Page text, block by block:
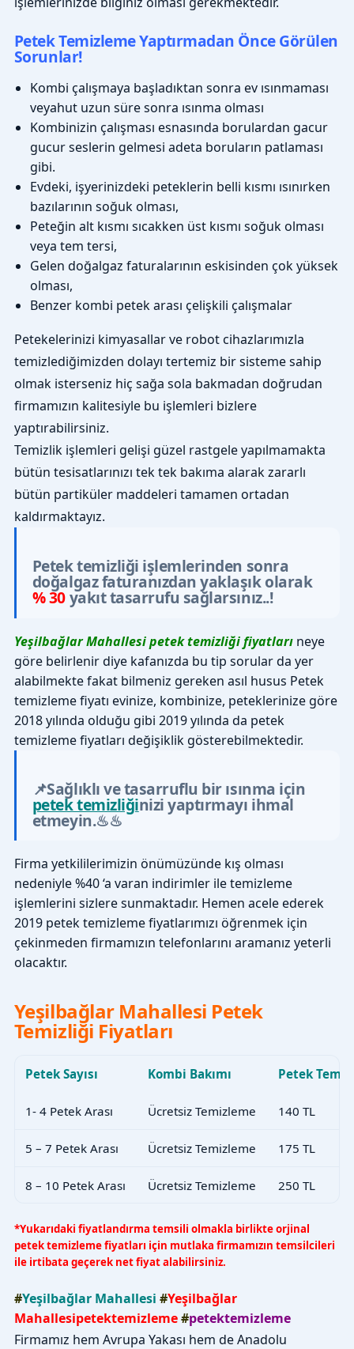
Petek Temizleme Yaptırmadan Önce Görülen
Sorunlar!
Kombi çalışmaya başladıktan sonra ev ısınmaması
veyahut uzun süre sonra ısınma olması
Kombinizin çalışması esnasında borulardan gacur
gucur seslerin gelmesi adeta boruların patlaması
gibi.
Evdeki, işyerinizdeki peteklerin belli kısmı ısınırken
bazılarının soğuk olması,
Peteğin alt kısmı sıcakken üst kısmı soğuk olması
veya tem tersi,
Gelen doğalgaz faturalarının eskisinden çok yüksek
olması,
Benzer kombi petek arası çelişkili çalışmalar
Petekelerinizi kimyasallar ve robot cihazlarımızla
temizlediğimizden dolayı tertemiz bir sisteme sahip
olmak isterseniz hiç sağa sola bakmadan doğrudan
firmamızın kalitesiyle bu işlemleri bizlere
yaptırabilirsiniz.
Temizlik işlemleri gelişi güzel rastgele yapılmamakta
bütün tesisatlarınızı tek tek bakıma alarak zararlı
bütün partiküler maddeleri tamamen ortadan
kaldırmaktayız.
Petek temizliği işlemlerinden sonra
doğalgaz faturanızdan yaklaşık olarak
% 30yakıt tasarrufu sağlarsınız..!
Yeşilbağlar Mahallesi petek temizliği fiyatlarıneye
göre belirlenir diye kafanızda bu tip sorular da yer
alabilmekte fakat bilmeniz gereken asıl husus Petek
temizleme fiyatı evinize, kombinize, peteklerinize göre
2018 yılında olduğu gibi 2019 yılında da petek
temizleme fiyatları değişiklik gösterebilmektedir.
📌Sağlıklı ve tasarruflu bir ısınma için
petek temizliğinizi yaptırmayı ihmal
etmeyin.♨♨
Firma yetkililerimizin önümüzünde kış olması
nedeniyle %40 ‘a varan indirimler ile temizleme
işlemlerini sizlere sunmaktadır. Hemen acele ederek
2019 petek temizleme fiyatlarımızı öğrenmek için
çekinmeden firmamızın telefonlarını aramanız yeterli
olacaktır.
Yeşilbağlar Mahallesi Petek
Temizliği Fiyatları
Petek Sayısı Kombi Bakımı Petek
1- 4 Petek Arası Ücretsiz Temizleme 140 TL
5 – 7 Petek Arası Ücretsiz Temizleme 175 TL
8 – 10 Petek Arası Ücretsiz Temizleme 250 TL
*Yukarıdaki fiyatlandırma temsili olmakla birlikte orjinal
petek temizleme fiyatları için mutlaka firmamızın temsilcileri
ile irtibata geçerek net fiyat alabilirsiniz.
#Yeşilbağlar Mahallesi #Yeşilbağlar
Mahallesipetektemizleme#petektemizleme
Firmamız hem Avrupa Yakası hem de Anadolu